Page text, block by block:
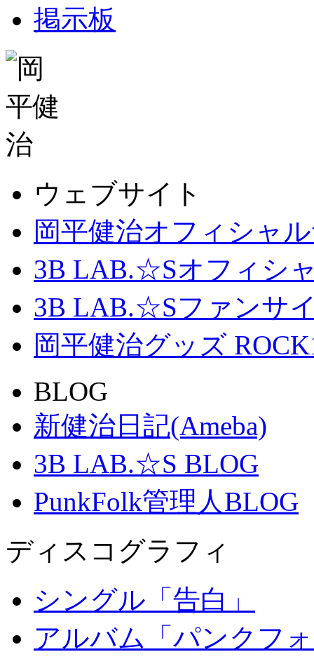
掲示板
ウェブサイト
岡平健治オフィシャ
3B LAB.☆Sオフィシ
3B LAB.☆Sファンサイ
岡平健治グッズ
BLOG
新健治日記(Ameba)
3B LAB.☆S BLOG
PunkFolk管理人BLOG
ディスコグラフィ
シングル「告白」
アルバム「パンクフ